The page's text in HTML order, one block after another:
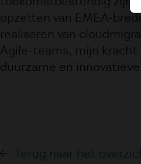
opzetten van EMEA-
realiseren van
Agile-teams, mijn kracht
duurzame en
Terug naar het